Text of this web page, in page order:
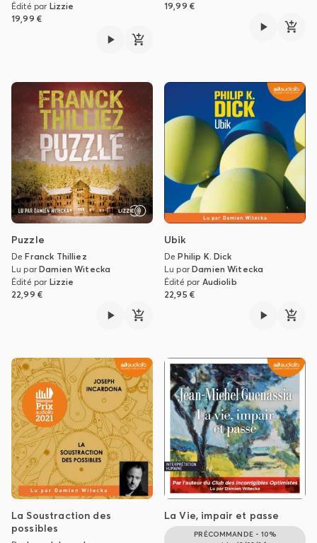
Édité par Lizzie
19,99 €
19,99 €
Puzzle
DeFranck Thilliez
Lu parDamien Witecka
Édité par Lizzie
22,99 €
Ubik
DePhilip K. Dick
Lu parDamien Witecka
Édité par Audiolib
22,95 €
La Soustraction des
possibles
La Vie, impair et passe
PRÉCOMMANDE - 10%